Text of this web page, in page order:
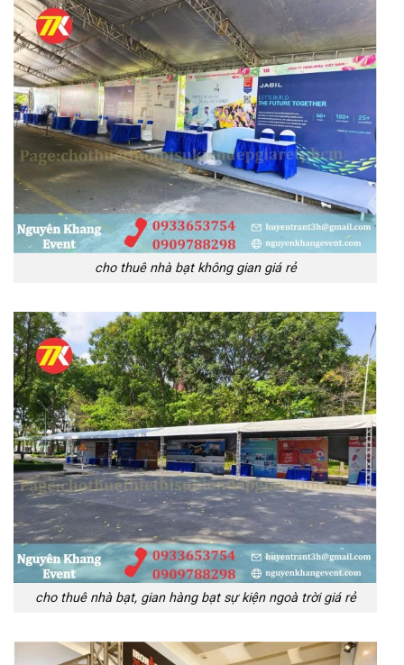
cho thuê nhà bạt không gian giá rẻ
cho thuê nhà bạt, gian hàng bạt sự kiện ngoà trời giá rẻ